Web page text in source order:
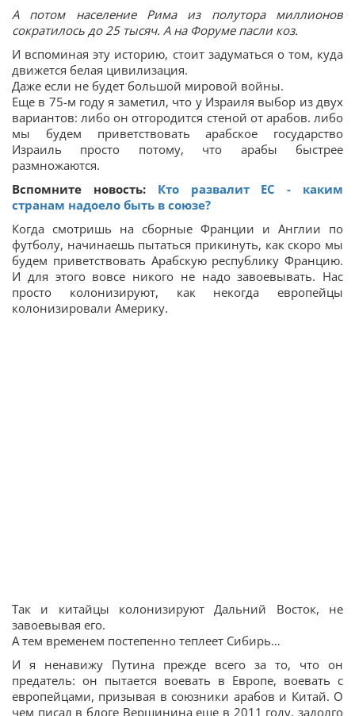
А потом население Рима из полутора миллионов
сократилось до 25 тысяч. А на Форуме пасли коз.
И вспоминая эту историю, стоит задуматься о том, куда
движется белая цивилизация.
Даже если не будет большой мировой войны.
Еще в 75-м году я заметил, что у Израиля выбор из двух
вариантов: либо он отгородится стеной от арабов. либо
мы будем приветствовать арабское государство
Израиль просто потому, что арабы быстрее
размножаются.
Вспомните новость: Кто развалит ЕС - каким
странам надоело быть в союзе?
Когда смотришь на сборные Франции и Англии по
футболу, начинаешь пытаться прикинуть, как скоро мы
будем приветствовать Арабскую республику Францию.
И для этого вовсе никого не надо завоевывать. Нас
просто колонизируют, как некогда европейцы
колонизировали Америку.
Так и китайцы колонизируют Дальний Восток, не
завоевывая его.
А тем временем постепенно теплеет Сибирь…
И я ненавижу Путина прежде всего за то, что он
предатель: он пытается воевать в Европе, воевать с
европейцами, призывая в союзники арабов и Китай. О
чем писал в блоге Вершинина еще в 2011 году, задолго